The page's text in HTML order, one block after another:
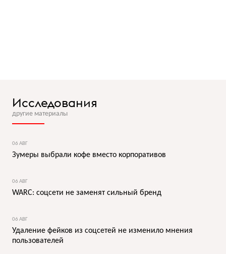
Исследования
другие материалы
06 АВГ
Зумеры выбрали кофе вместо корпоративов
06 АВГ
WARC: соцсети не заменят сильный бренд
06 АВГ
Удаление фейков из соцсетей не изменило мнения
пользователей